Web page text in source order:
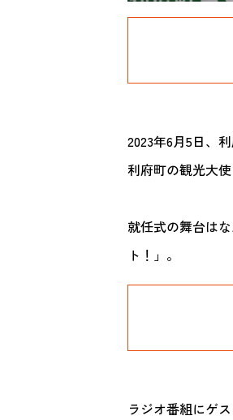
2023年6月5日、
利府町の観光大
就任式の舞台は
ト！」。
ラジオ番組にゲ